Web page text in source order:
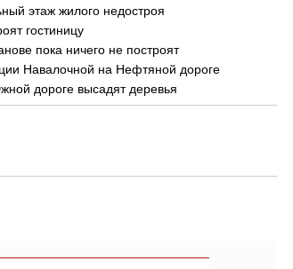
этаж жилого недостроя
гостиницу
пока ничего не построят
Навалочной на Нефтяной дороге
дороге высадят деревья